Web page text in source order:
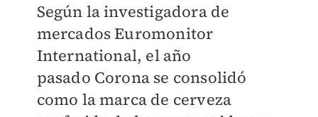
Según la investigadora de
mercados Euromonitor
International, el año
pasado Corona se consolidó
como la marca de cerveza